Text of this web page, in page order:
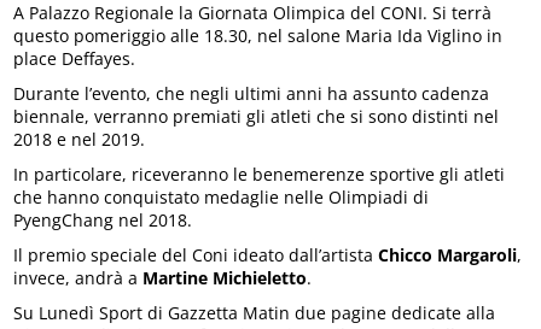
A Palazzo Regionale la Giornata Olimpica del CONI. Si terrà
questo pomeriggio alle 18.30, nel salone Maria Ida Viglino in
place Deffayes.
Durante l’evento, che negli ultimi anni ha assunto cadenza
biennale, verranno premiati gli atleti che si sono distinti nel
2018 e nel 2019.
In particolare, riceveranno le benemerenze sportive gli atleti
che hanno conquistato medaglie nelle Olimpiadi di
PyengChang nel 2018.
Il premio speciale del Coni ideato dall’artistaChicco Margaroli,
invece, andrà a Martine Michieletto.
Su Lunedì Sport di Gazzetta Matin due pagine dedicate alla